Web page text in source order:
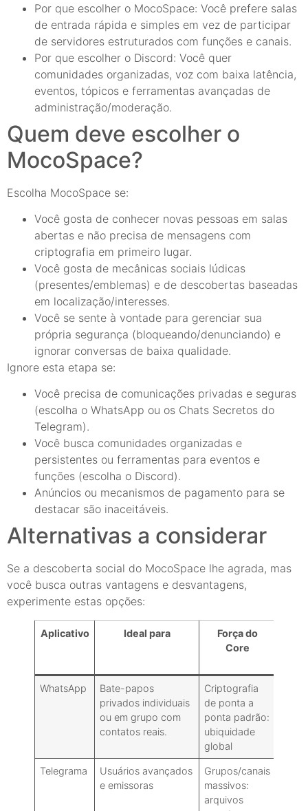
Por que escolher o MocoSpace: Você prefere salas
de entrada rápida e simples em vez de participar
de servidores estruturados com funções e canais.
Por que escolher o Discord: Você quer
comunidades organizadas, voz com baixa latência,
eventos, tópicos e ferramentas avançadas de
administração/moderação.
Quem deve escolher o
MocoSpace?
Escolha MocoSpace se:
Você gosta de conhecer novas pessoas em salas
abertas e não precisa de mensagens com
criptografia em primeiro lugar.
Você gosta de mecânicas sociais lúdicas
(presentes/emblemas) e de descobertas baseadas
em localização/interesses.
Você se sente à vontade para gerenciar sua
própria segurança (bloqueando/denunciando) e
ignorar conversas de baixa qualidade.
Ignore esta etapa se:
Você precisa de comunicações privadas e seguras
(escolha o WhatsApp ou os Chats Secretos do
Telegram).
Você busca comunidades organizadas e
persistentes ou ferramentas para eventos e
funções (escolha o Discord).
Anúncios ou mecanismos de pagamento para se
destacar são inaceitáveis.
Alternativas a considerar
Se a descoberta social do MocoSpace lhe agrada, mas
você busca outras vantagens e desvantagens,
experimente estas opções:
Aplicativo Ideal para
Força do
Core
WhatsApp
Bate-papos
privados individuais
ou em grupo com
contatos reais.
Criptografia
de ponta a
ponta padrão:
ubiquidade
global
Telegrama
Usuários avançados
e emissoras
Grupos/canais
massivos:
arquivos